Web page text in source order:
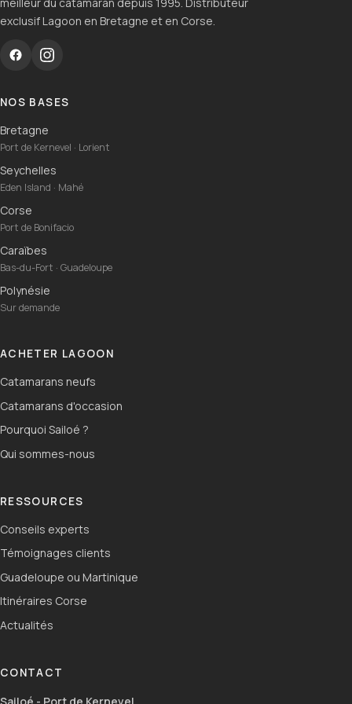
meilleur du catamaran depuis 1995. Distributeur
exclusif Lagoon en Bretagne et en Corse.
NOS BASES
Bretagne
Port de Kernevel · Lorient
Seychelles
Eden Island · Mahé
Corse
Port de Bonifacio
Caraïbes
Bas-du-Fort · Guadeloupe
Polynésie
Sur demande
ACHETER LAGOON
Catamarans neufs
Catamarans d'occasion
Pourquoi Sailoé ?
Qui sommes-nous
RESSOURCES
Conseils experts
Témoignages clients
Guadeloupe ou Martinique
Itinéraires Corse
Actualités
CONTACT
Sailoé - Port de Kernevel